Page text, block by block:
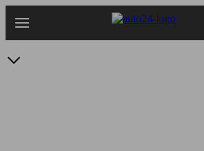
au